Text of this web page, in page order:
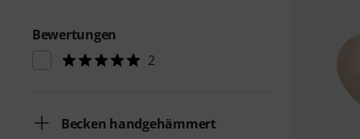
Bewertungen
2
Becken handgehämmert